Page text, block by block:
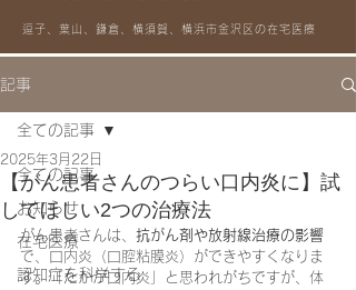
逗子、葉山、鎌倉、横須賀、横浜市金沢区の在宅医療
記事
全ての記事
お知らせ
在宅医療
認知症を科学する
全ての記事
【がん患者さんのつらい口内炎に】試
してほしい2つの治療法
2025年3月22日
がん患者さんは、 抗がん剤や放射線治療の影響
で、口内炎（口腔粘膜炎）ができやすくなりま
す。「たかが口内炎」と思われがちですが、体